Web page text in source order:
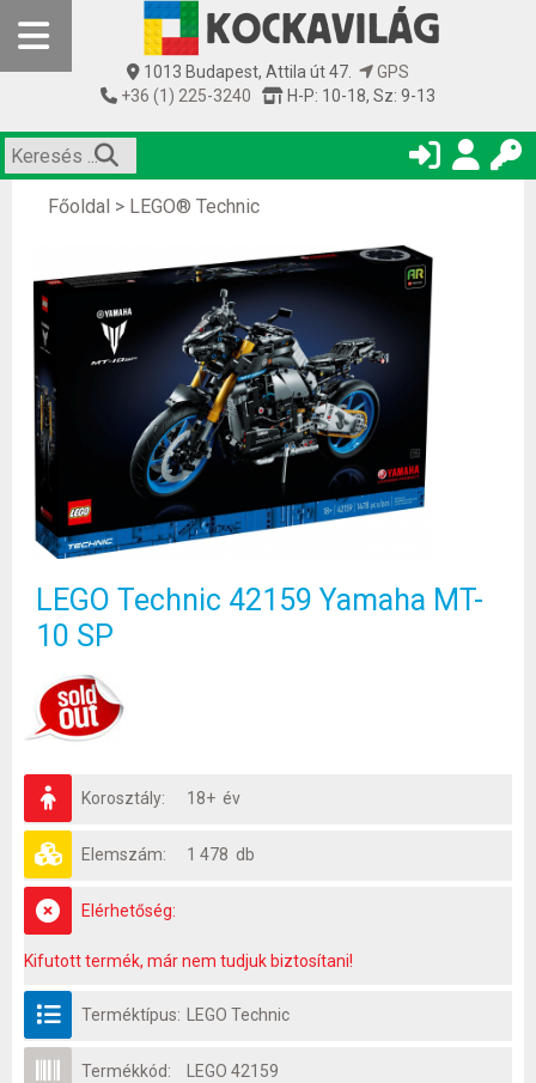
1013 Budapest, Attila út 47.
GPS
+36 (1) 225-3240
H-P: 10-18, Sz: 9-13
Főoldal > LEGO® Technic
LEGO Technic 42159 Yamaha MT-
10 SP
Korosztály: 18+ év
Elemszám: 1 478 db
Elérhetőség:
Kifutott termék, már nem tudjuk biztosítani!
Terméktípus: LEGO Technic
Termékkód: LEGO 42159